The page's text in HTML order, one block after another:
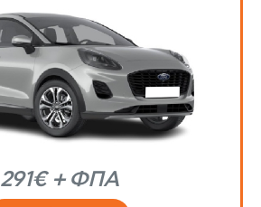
291€ + ΦΠΑ